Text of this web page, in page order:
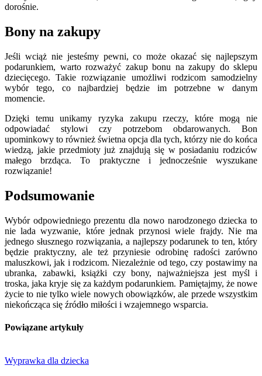
dorośnie.
Bony na zakupy
Jeśli wciąż nie jesteśmy pewni, co może okazać się najlepszym
podarunkiem, warto rozważyć zakup bonu na zakupy do sklepu
dziecięcego. Takie rozwiązanie umożliwi rodzicom samodzielny
wybór tego, co najbardziej będzie im potrzebne w danym
momencie.
Dzięki temu unikamy ryzyka zakupu rzeczy, które mogą nie
odpowiadać stylowi czy potrzebom obdarowanych. Bon
upominkowy to również świetna opcja dla tych, którzy nie do końca
wiedzą, jakie przedmioty już znajdują się w posiadaniu rodziców
małego brzdąca. To praktyczne i jednocześnie wyszukane
rozwiązanie!
Podsumowanie
Wybór odpowiedniego prezentu dla nowo narodzonego dziecka to
nie lada wyzwanie, które jednak przynosi wiele frajdy. Nie ma
jednego słusznego rozwiązania, a najlepszy podarunek to ten, który
będzie praktyczny, ale też przyniesie odrobinę radości zarówno
maluszkowi, jak i rodzicom. Niezależnie od tego, czy postawimy na
ubranka, zabawki, książki czy bony, najważniejsza jest myśl i
troska, jaka kryje się za każdym podarunkiem. Pamiętajmy, że nowe
życie to nie tylko wiele nowych obowiązków, ale przede wszystkim
niekończąca się źródło miłości i wzajemnego wsparcia.
Powiązane artykuły
Wyprawka dla dziecka